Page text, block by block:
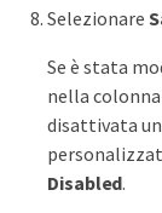
Selezionare
Se è stata
nella
disattivata
Disabled.